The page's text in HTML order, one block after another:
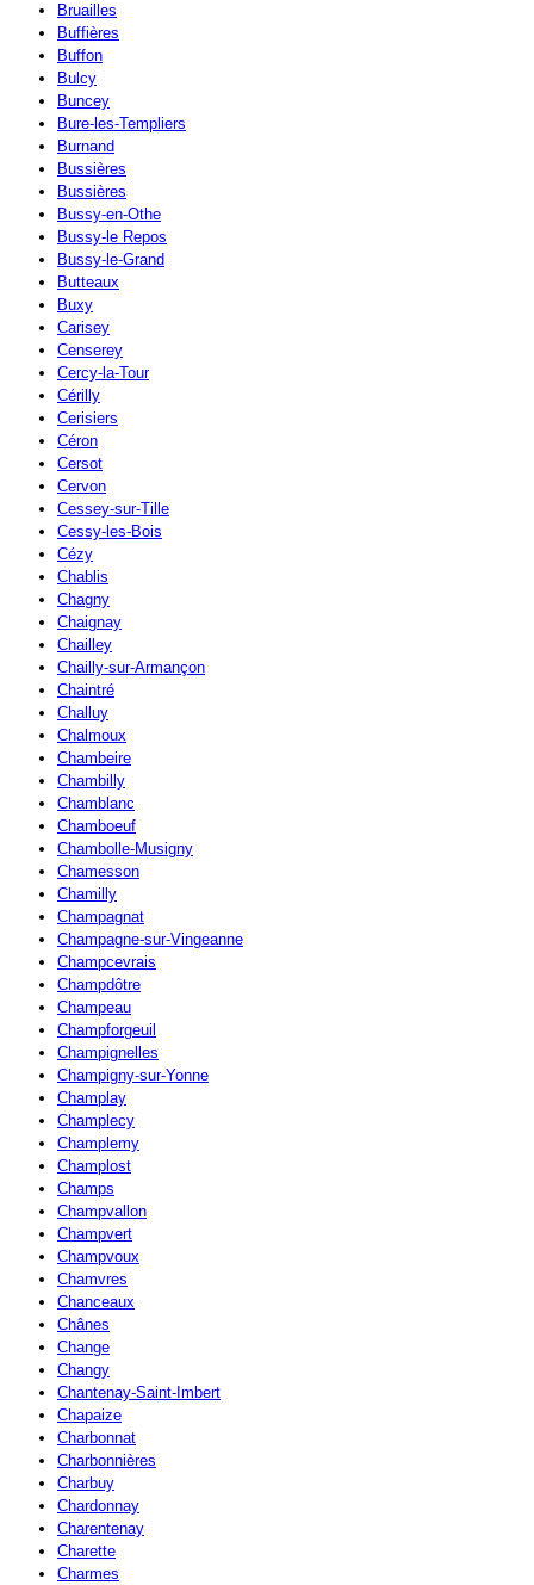
Bruailles
Buffières
Buffon
Bulcy
Buncey
Bure-les-Templiers
Burnand
Bussières
Bussières
Bussy-en-Othe
Bussy-le Repos
Bussy-le-Grand
Butteaux
Buxy
Carisey
Censerey
Cercy-la-Tour
Cérilly
Cerisiers
Céron
Cersot
Cervon
Cessey-sur-Tille
Cessy-les-Bois
Cézy
Chablis
Chagny
Chaignay
Chailley
Chailly-sur-Armançon
Chaintré
Challuy
Chalmoux
Chambeire
Chambilly
Chamblanc
Chamboeuf
Chambolle-Musigny
Chamesson
Chamilly
Champagnat
Champagne-sur-Vingeanne
Champcevrais
Champdôtre
Champeau
Champforgeuil
Champignelles
Champigny-sur-Yonne
Champlay
Champlecy
Champlemy
Champlost
Champs
Champvallon
Champvert
Champvoux
Chamvres
Chanceaux
Chânes
Change
Changy
Chantenay-Saint-Imbert
Chapaize
Charbonnat
Charbonnières
Charbuy
Chardonnay
Charentenay
Charette
Charmes